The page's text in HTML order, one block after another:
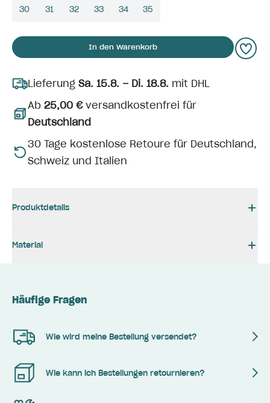
30 31 32 33 34 35
In den Warenkorb
Lieferung Sa. 15.8. – Di. 18.8. mit DHL
Ab 25,00 €versandkostenfrei für
Deutschland
30 Tage kostenlose Retoure für Deutschland,
Schweiz und Italien
Produktdetails
Material
Häufige Fragen
Wie wird meine Bestellung versendet?
Wie kann ich Bestellungen retournieren?